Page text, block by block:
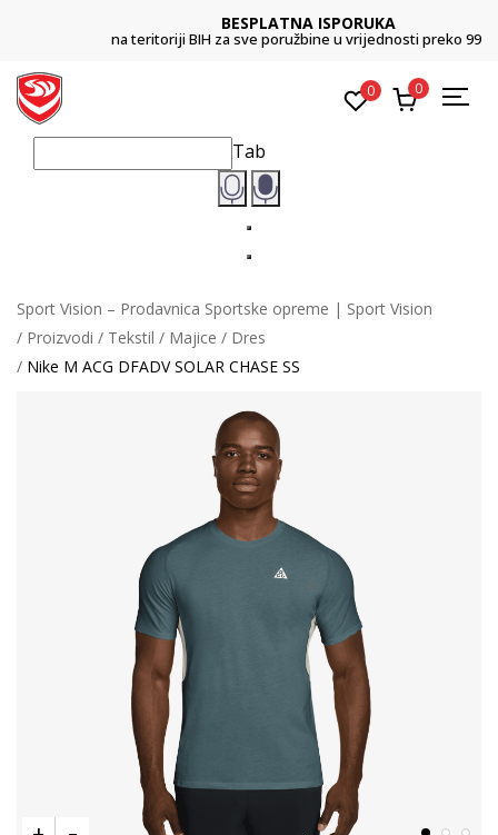
BESPLATNA ISPORUKA
na teritoriji BIH za sve poružbine u vrijednosti preko 99 KM
0 0
Tab
Sport Vision – Prodavnica Sportske opreme | Sport Vision
Proizvodi
Tekstil Majice
Dres
Nike M ACG DFADV SOLAR CHASE SS